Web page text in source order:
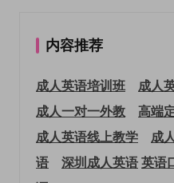
内容推荐
成人英语培训班
成人
成人一对一外教
高端
成人英语线上教学
成
语
深圳成人英语英语